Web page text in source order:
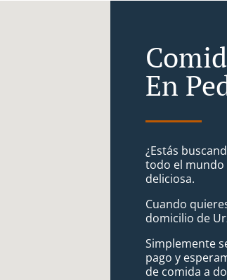
En
¿Estás
todo el mundo
deliciosa.
Cuando
domicilio de
Simplemente
pago y
de comida a